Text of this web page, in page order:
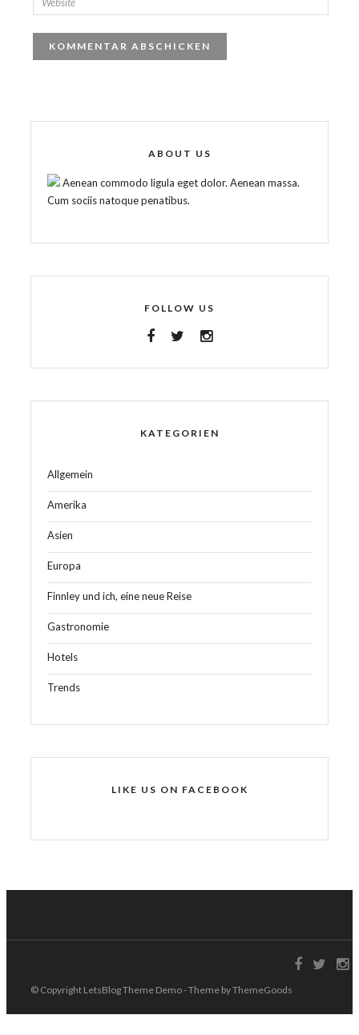
ABOUT US
Aenean commodo ligula eget dolor. Aenean massa.
Cum sociis natoque penatibus.
FOLLOW US
KATEGORIEN
Allgemein
Amerika
Asien
Europa
Finnley und ich, eine neue Reise
Gastronomie
Hotels
Trends
LIKE US ON FACEBOOK
© Copyright LetsBlog Theme Demo - Theme by ThemeGoods